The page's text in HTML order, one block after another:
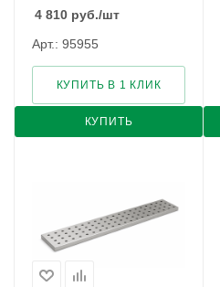
4 810 руб./шт
Арт.: 95955
КУПИТЬ
КУПИТЬ В 1 КЛИК